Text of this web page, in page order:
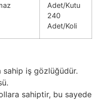
Adet/Kutu
240
Adet/Koli
sahip iş gözlüğüdür.
sahiptir, bu sayede